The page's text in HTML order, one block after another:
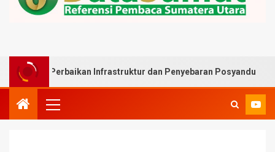
Infrastruktur dan Penyebaran Posyandu